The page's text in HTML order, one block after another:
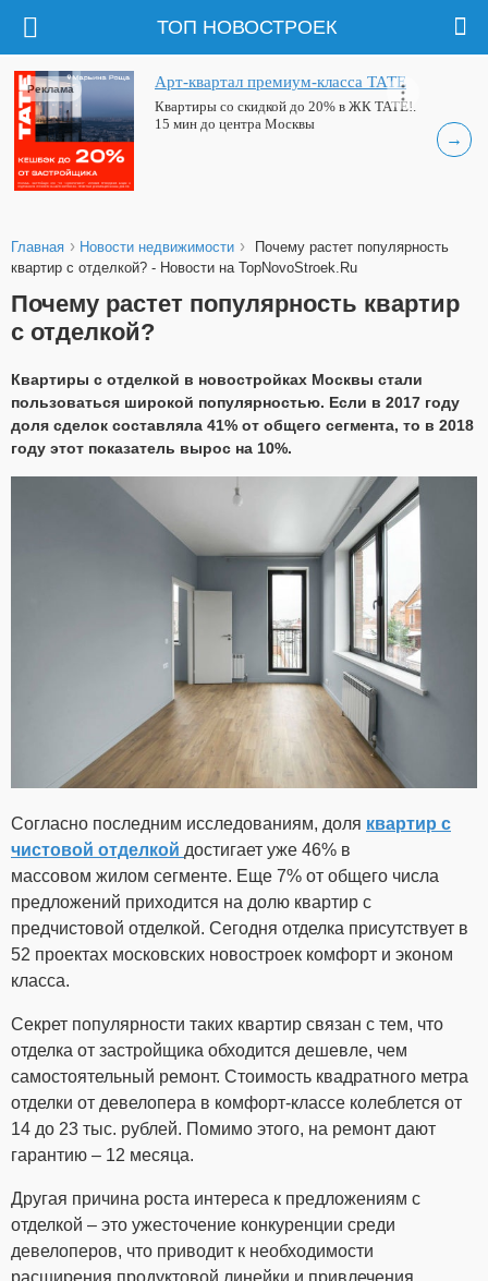
ТОП НОВОСТРОЕК
→
Арт-квартал премиум-класса ТАТЕ
Квартиры со скидкой до 20% в ЖК ТАТЕ!.
15 мин до центра Москвы
Реклама
Главная › Новости недвижимости ›
Почему растет популярность
квартир с отделкой? - Новости на TopNovoStroek.Ru
Почему растет популярность квартир
с отделкой?
Квартиры с отделкой в новостройках Москвы стали
пользоваться широкой популярностью. Если в 2017 году
доля сделок составляла 41% от общего сегмента, то в 2018
году этот показатель вырос на 10%.
Согласно последним исследованиям, доля квартир с
чистовой отделкой достигает уже 46% в
массовом жилом сегменте. Еще 7% от общего числа
предложений приходится на долю квартир с
предчистовой отделкой. Сегодня отделка присутствует в
52 проектах московских новостроек комфорт и эконом
класса.
Секрет популярности таких квартир связан с тем, что
отделка от застройщика обходится дешевле, чем
самостоятельный ремонт. Стоимость квадратного метра
отделки от девелопера в комфорт-классе колеблется от
14 до 23 тыс. рублей. Помимо этого, на ремонт дают
гарантию – 12 месяца.
Другая причина роста интереса к предложениям с
отделкой – это ужесточение конкуренции среди
девелоперов, что приводит к необходимости